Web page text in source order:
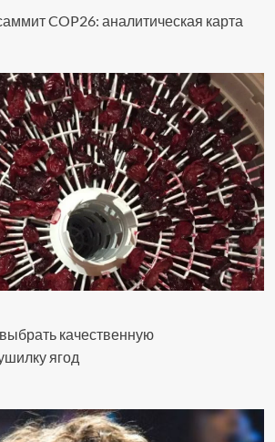
COP26: аналитическая карта
качественную
ягод